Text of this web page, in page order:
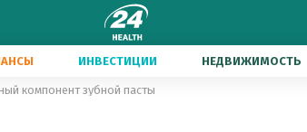
ИНВЕСТИЦИИ НЕДВИЖИМОСТЬ
компонент зубной пасты